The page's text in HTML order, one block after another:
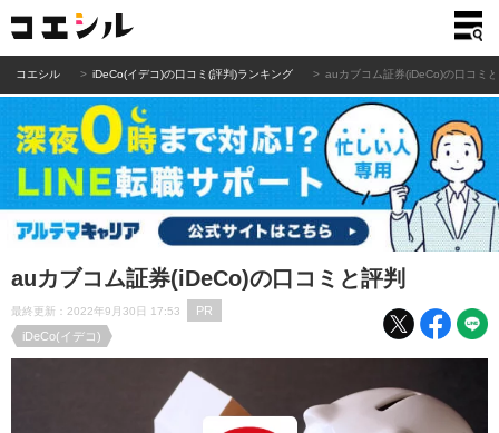
コエシル iDeCo(イデコ)の口コミ(評判)ランキング auカブコム証券(iDeCo)の口コミ
auカブコム証券(iDeCo)の口コミと評判
最終更新：2022年9月30日 17:53
PR
iDeCo(イデコ)